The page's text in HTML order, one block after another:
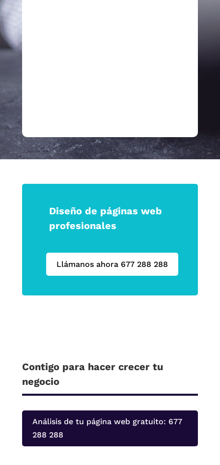
Diseño de páginas web
profesionales
Llámanos ahora 677 288 288
Contigo para hacer crecer tu
negocio
Análisis de tu página web gratuito: 677
288 288